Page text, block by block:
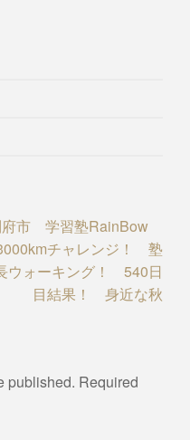
府市 学習塾RainBow
チャレンジ！ 塾
ウォーキング！ 540日
目結果！ 身近な秋
published. Required